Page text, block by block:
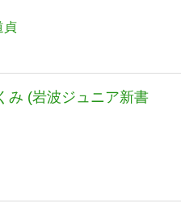
貞
み (岩波ジュニア新書